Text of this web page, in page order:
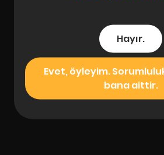
Hayır.
Evet, öyleyim.
bana aittir.